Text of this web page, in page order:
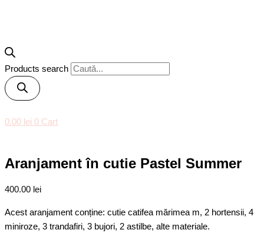
Products search
0.00 lei 0 Cart
Aranjament în cutie Pastel Summer
400.00 lei
Acest aranjament conține: cutie catifea mărimea m, 2 hortensii, 4
miniroze, 3 trandafiri, 3 bujori, 2 astilbe, alte materiale.